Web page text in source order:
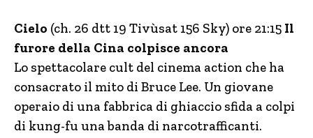
Cielo (ch. 26 dtt 19 Tivùsat 156 Sky) ore 21:15 Il
furore della Cina colpisce ancora
Lo spettacolare cult del cinema action che ha
consacrato il mito di Bruce Lee. Un giovane
operaio di una fabbrica di ghiaccio sfida a colpi
di kung-fu una banda di narcotrafficanti.